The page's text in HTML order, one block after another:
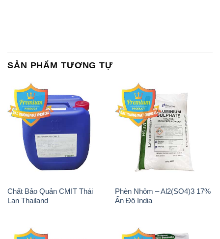
SẢN PHẨM TƯƠNG TỰ
Chất Bảo Quản CMIT Thái
Lan Thailand
Phèn Nhôm – Al2(SO4)3 17%
Ấn Độ India